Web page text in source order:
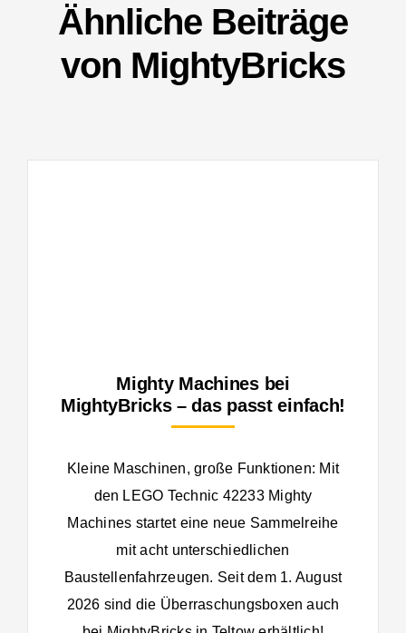
Ähnliche Beiträge
von MightyBricks
Mighty Machines bei
MightyBricks – das passt einfach!
Kleine Maschinen, große Funktionen: Mit
den LEGO Technic 42233 Mighty
Machines startet eine neue Sammelreihe
mit acht unterschiedlichen
Baustellenfahrzeugen. Seit dem 1. August
2026 sind die Überraschungsboxen auch